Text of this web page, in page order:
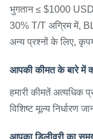
भुगतान ≤ $1000
30% T/T अग्रिम में,
अन्य प्रश्नों के लिए,
आपकी कीमत के बारे में
हमारी कीमतें अत्यधिक
विशिष्ट मूल्य निर्धारण
आपका डिलीवरी का